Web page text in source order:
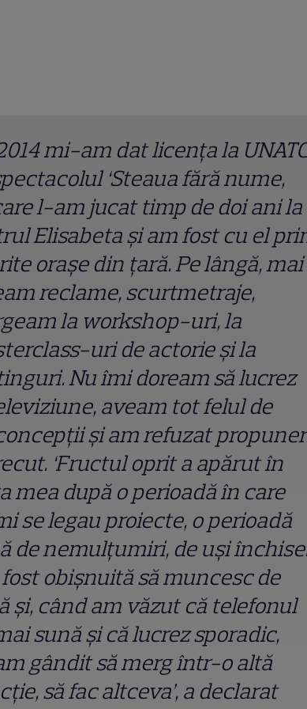
mi-am dat licența la
‘Steaua fără nume,
l-am jucat timp de doi ani la
Elisabeta și am fost cu el
orașe din țară. Pe lângă, mai
reclame, scurtmetraje,
la workshop-uri, la
uri de actorie și la
Nu îmi doream să lucrez
aveam tot felul de
și am refuzat
‘Fructul oprit a apărut în
mea după o perioadă în care
se legau proiecte, o perioadă
de nemulțumiri, de uși
obișnuită să muncesc de
și, când am văzut că telefonul
sună și că lucrez sporadic,
gândit să merg într-o altă
să fac altceva’, a declarat